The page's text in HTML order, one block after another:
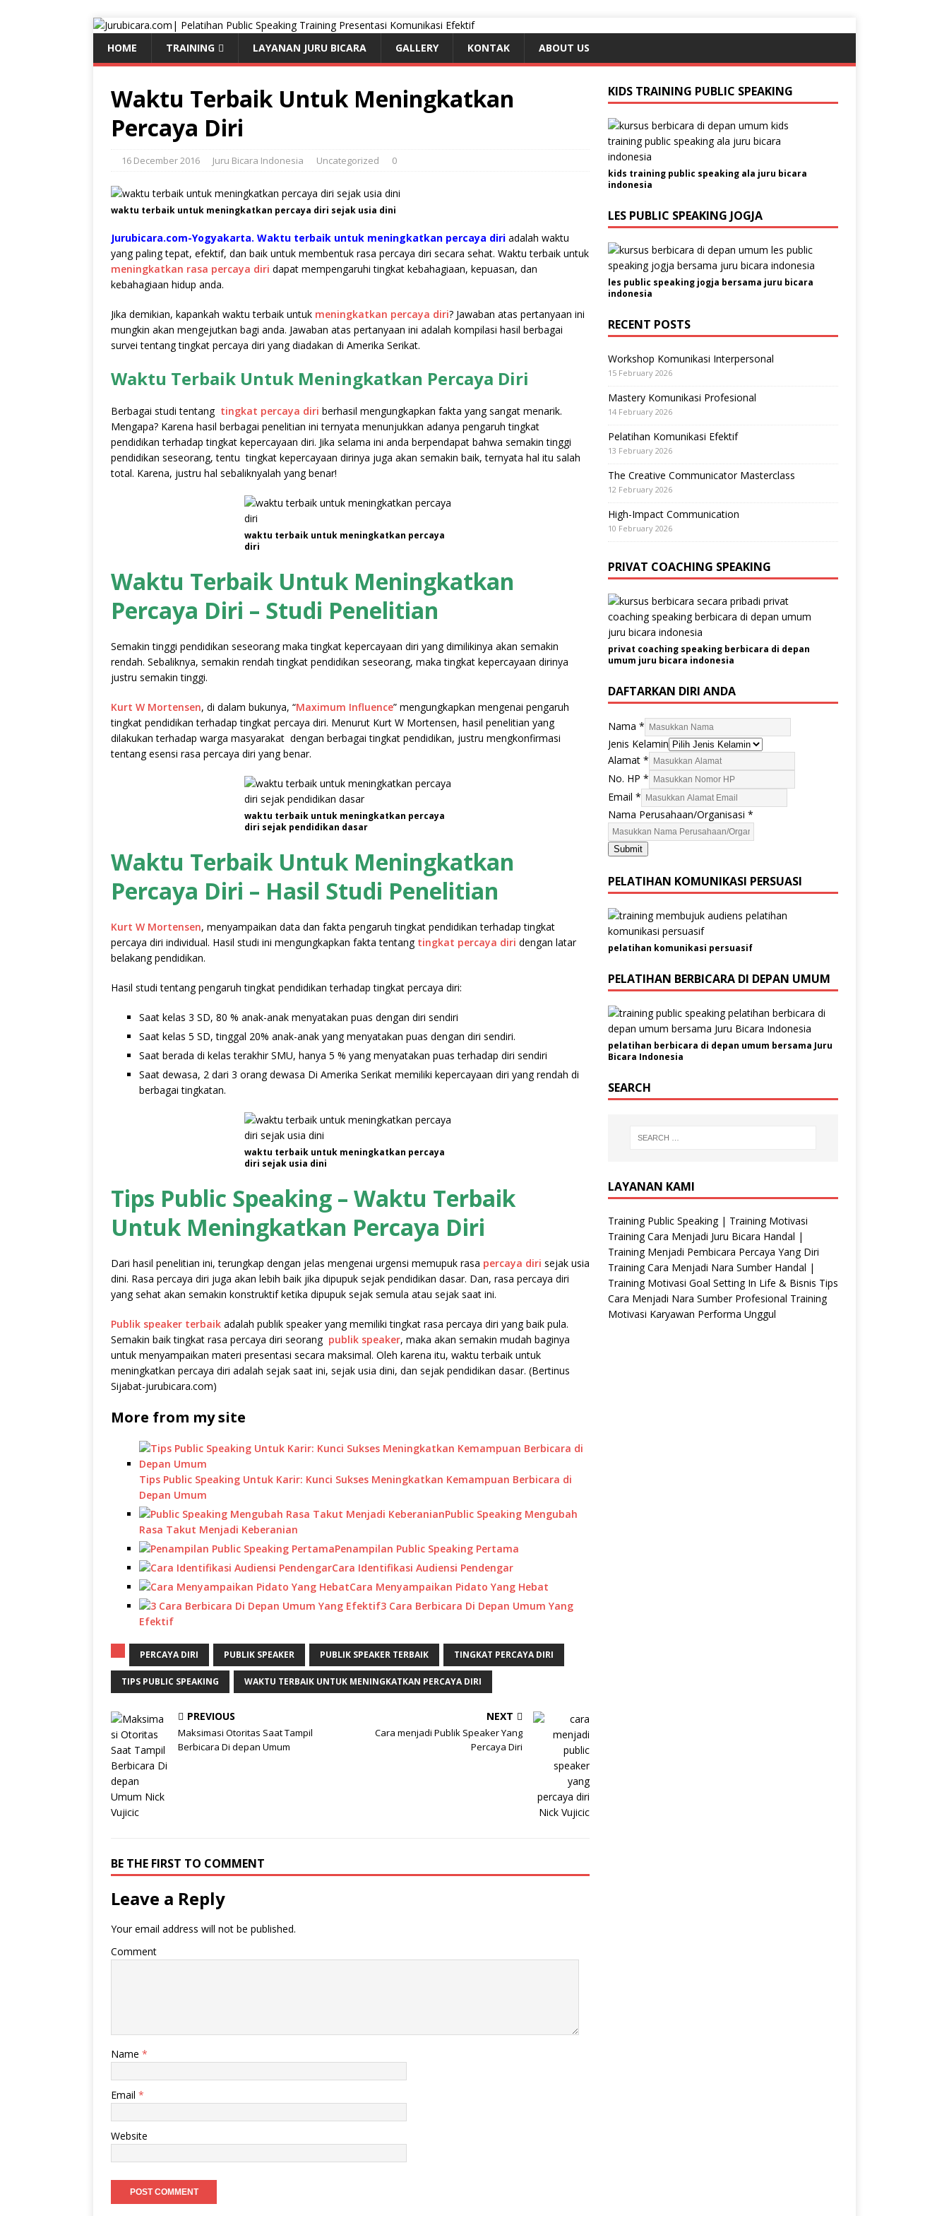
HOME TRAINING LAYANAN JURU BICARA GALLERY KONTAK ABOUT US
Waktu Terbaik Untuk Meningkatkan
Percaya Diri
16 December 2016 Juru Bicara Indonesia Uncategorized 0
waktu terbaik untuk meningkatkan percaya diri sejak usia dini
Jurubicara.com-Yogyakarta. Waktu terbaik untuk meningkatkan percaya diri adalah waktu
yang paling tepat, efektif, dan baik untuk membentuk rasa percaya diri secara sehat. Waktu terbaik untuk
meningkatkan rasa percaya diri dapat mempengaruhi tingkat kebahagiaan, kepuasan, dan
kebahagiaan hidup anda.
Jika demikian, kapankah waktu terbaik untuk meningkatkan percaya diri? Jawaban atas pertanyaan ini
mungkin akan mengejutkan bagi anda. Jawaban atas pertanyaan ini adalah kompilasi hasil berbagai
survei tentang tingkat percaya diri yang diadakan di Amerika Serikat.
Waktu Terbaik Untuk Meningkatkan Percaya Diri
Berbagai studi tentang tingkat percaya diri berhasil mengungkapkan fakta yang sangat menarik.
Mengapa? Karena hasil berbagai penelitian ini ternyata menunjukkan adanya pengaruh tingkat
pendidikan terhadap tingkat kepercayaan diri. Jika selama ini anda berpendapat bahwa semakin tinggi
pendidikan seseorang, tentu tingkat kepercayaan dirinya juga akan semakin baik, ternyata hal itu salah
total. Karena, justru hal sebaliknyalah yang benar!
waktu terbaik untuk meningkatkan percaya
diri
Waktu Terbaik Untuk Meningkatkan
Percaya Diri – Studi Penelitian
Semakin tinggi pendidikan seseorang maka tingkat kepercayaan diri yang dimilikinya akan semakin
rendah. Sebaliknya, semakin rendah tingkat pendidikan seseorang, maka tingkat kepercayaan dirinya
justru semakin tinggi.
Kurt W Mortensen, di dalam bukunya, “Maximum Influence” mengungkapkan mengenai pengaruh
tingkat pendidikan terhadap tingkat percaya diri. Menurut Kurt W Mortensen, hasil penelitian yang
dilakukan terhadap warga masyarakat dengan berbagai tingkat pendidikan, justru mengkonfirmasi
tentang esensi rasa percaya diri yang benar.
waktu terbaik untuk meningkatkan percaya
diri sejak pendidikan dasar
Waktu Terbaik Untuk Meningkatkan
Percaya Diri – Hasil Studi Penelitian
Kurt W Mortensen, menyampaikan data dan fakta pengaruh tingkat pendidikan terhadap tingkat
percaya diri individual. Hasil studi ini mengungkapkan fakta tentang tingkat percaya diri dengan latar
belakang pendidikan.
Hasil studi tentang pengaruh tingkat pendidikan terhadap tingkat percaya diri:
Saat kelas 3 SD, 80 % anak-anak menyatakan puas dengan diri sendiri
Saat kelas 5 SD, tinggal 20% anak-anak yang menyatakan puas dengan diri sendiri.
Saat berada di kelas terakhir SMU, hanya 5 % yang menyatakan puas terhadap diri sendiri
Saat dewasa, 2 dari 3 orang dewasa Di Amerika Serikat memiliki kepercayaan diri yang rendah di
berbagai tingkatan.
waktu terbaik untuk meningkatkan percaya
diri sejak usia dini
Tips Public Speaking – Waktu Terbaik
Untuk Meningkatkan Percaya Diri
Dari hasil penelitian ini, terungkap dengan jelas mengenai urgensi memupuk rasa percaya diri sejak usia
dini. Rasa percaya diri juga akan lebih baik jika dipupuk sejak pendidikan dasar. Dan, rasa percaya diri
yang sehat akan semakin konstruktif ketika dipupuk sejak semula atau sejak saat ini.
Publik speaker terbaik adalah publik speaker yang memiliki tingkat rasa percaya diri yang baik pula.
Semakin baik tingkat rasa percaya diri seorang publik speaker, maka akan semakin mudah baginya
untuk menyampaikan materi presentasi secara maksimal. Oleh karena itu, waktu terbaik untuk
meningkatkan percaya diri adalah sejak saat ini, sejak usia dini, dan sejak pendidikan dasar. (Bertinus
Sijabat-jurubicara.com)
More from my site
Tips Public Speaking Untuk Karir: Kunci Sukses Meningkatkan Kemampuan Berbicara di
Depan Umum
Public Speaking Mengubah
Rasa Takut Menjadi Keberanian
Penampilan Public Speaking Pertama
Cara Identifikasi Audiensi Pendengar
Cara Menyampaikan Pidato Yang Hebat
3 Cara Berbicara Di Depan Umum Yang
Efektif
PERCAYA DIRI PUBLIK SPEAKER PUBLIK SPEAKER TERBAIK TINGKAT PERCAYA DIRI
TIPS PUBLIC SPEAKING WAKTU TERBAIK UNTUK MENINGKATKAN PERCAYA DIRI
PREVIOUS
Maksimasi Otoritas Saat Tampil
Berbicara Di depan Umum
NEXT
Cara menjadi Publik Speaker Yang
Percaya Diri
BE THE FIRST TO COMMENT
Leave a Reply
Your email address will not be published.
Comment
Name *
Email *
Website
KIDS TRAINING PUBLIC SPEAKING
kids training public speaking ala juru bicara
indonesia
LES PUBLIC SPEAKING JOGJA
les public speaking jogja bersama juru bicara
indonesia
RECENT POSTS
Workshop Komunikasi Interpersonal
15 February 2026
Mastery Komunikasi Profesional
14 February 2026
Pelatihan Komunikasi Efektif
13 February 2026
The Creative Communicator Masterclass
12 February 2026
High-Impact Communication
10 February 2026
PRIVAT COACHING SPEAKING
privat coaching speaking berbicara di depan
umum juru bicara indonesia
DAFTARKAN DIRI ANDA
Nama *
Jenis Kelamin
H
P
P
r
u
s
h
a
n
/
r
g
a
n
s
s
i
a
t
Alamat *
No. HP *
Email *
Nama Perusahaan/Organisasi *
Submit
PELATIHAN KOMUNIKASI PERSUASI
pelatihan komunikasi persuasif
PELATIHAN BERBICARA DI DEPAN UMUM
pelatihan berbicara di depan umum bersama Juru
Bicara Indonesia
SEARCH
LAYANAN KAMI
Training Public Speaking | Training Motivasi
Training Cara Menjadi Juru Bicara Handal |
Training Menjadi Pembicara Percaya Yang Diri
Training Cara Menjadi Nara Sumber Handal |
Training Motivasi Goal Setting In Life & Bisnis Tips
Cara Menjadi Nara Sumber Profesional Training
Motivasi Karyawan Performa Unggul